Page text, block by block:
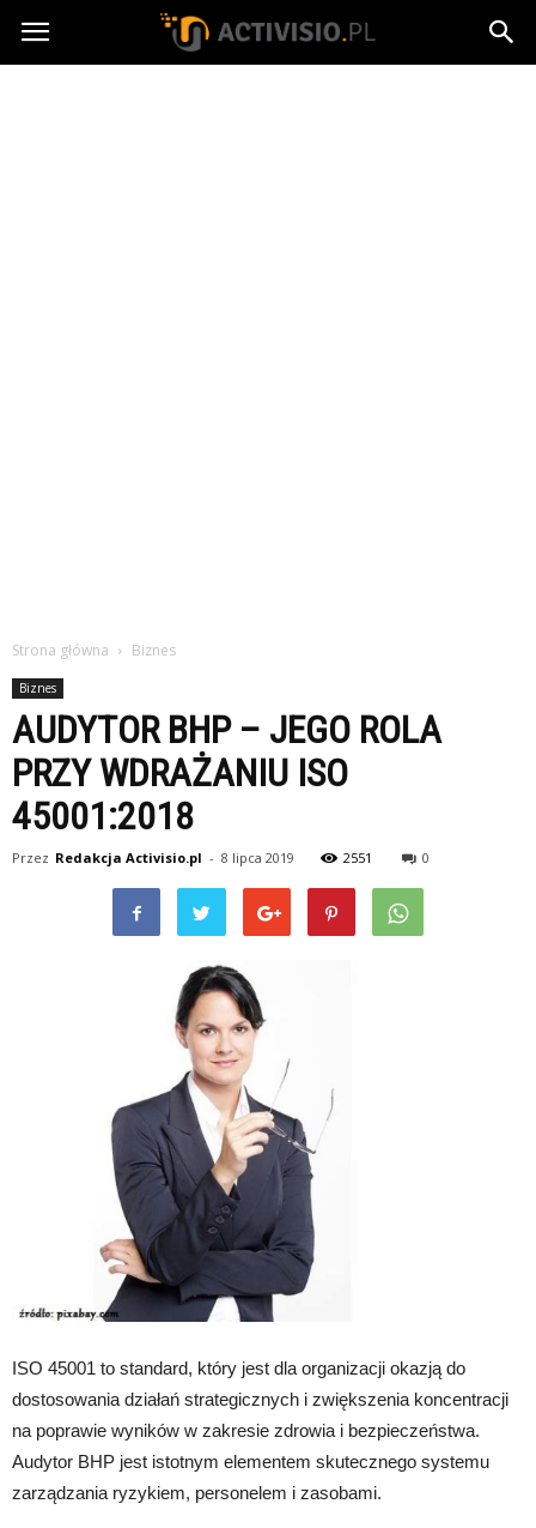
Activisio.pl
Strona główna Biznes
Biznes
AUDYTOR BHP – JEGO ROLA
PRZY WDRAŻANIU ISO
45001:2018
Przez Redakcja Activisio.pl - 8 lipca 2019 2551 0
ISO 45001 to standard, który jest dla organizacji okazją do
dostosowania działań strategicznych i zwiększenia koncentracji
na poprawie wyników w zakresie zdrowia i bezpieczeństwa.
Audytor BHP jest istotnym elementem skutecznego systemu
zarządzania ryzykiem, personelem i zasobami.